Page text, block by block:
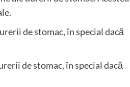
de stomac, în special dacă
de stomac, în special dacă